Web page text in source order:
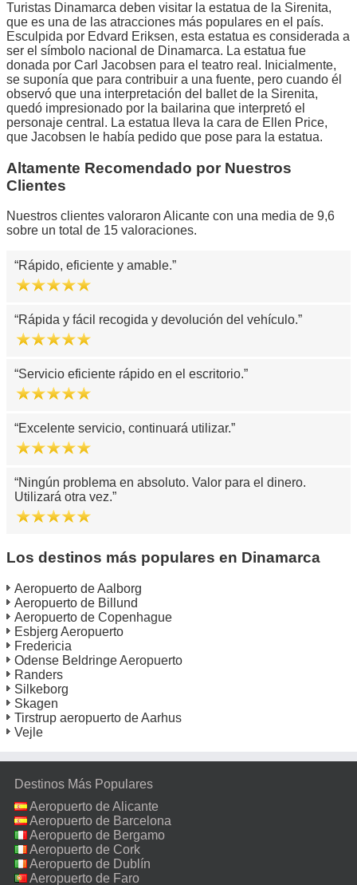
Turistas Dinamarca deben visitar la estatua de la Sirenita,
que es una de las atracciones más populares en el país.
Esculpida por Edvard Eriksen, esta estatua es considerada a
ser el símbolo nacional de Dinamarca. La estatua fue
donada por Carl Jacobsen para el teatro real. Inicialmente,
se suponía que para contribuir a una fuente, pero cuando él
observó que una interpretación del ballet de la Sirenita,
quedó impresionado por la bailarina que interpretó el
personaje central. La estatua lleva la cara de Ellen Price,
que Jacobsen le había pedido que pose para la estatua.
Altamente Recomendado por Nuestros
Clientes
Nuestros clientes valoraron Alicante con una media de 9,6
sobre un total de 15 valoraciones.
Rápido, eficiente y amable.
Rápida y fácil recogida y devolución del vehículo.
Servicio eficiente rápido en el escritorio.
Excelente servicio, continuará utilizar.
Ningún problema en absoluto. Valor para el dinero.
Utilizará otra vez.
Los destinos más populares en Dinamarca
Aeropuerto de Aalborg
Aeropuerto de Billund
Aeropuerto de Copenhague
Esbjerg Aeropuerto
Fredericia
Odense Beldringe Aeropuerto
Randers
Silkeborg
Skagen
Tirstrup aeropuerto de Aarhus
Vejle
Destinos Más Populares
Aeropuerto de Alicante
Aeropuerto de Barcelona
Aeropuerto de Bergamo
Aeropuerto de Cork
Aeropuerto de Dublín
Aeropuerto de Faro